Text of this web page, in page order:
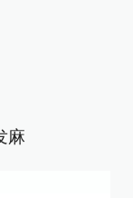
麻